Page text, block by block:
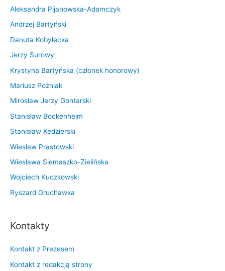
Aleksandra Pijanowska-Adamczyk
Andrzej Bartyński
Danuta Kobyłecka
Jerzy Surowy
Krystyna Bartyńska (członek honorowy)
Mariusz Poźniak
Mirosław Jerzy Gontarski
Stanisław Bockenheim
Stanisław Kędzierski
Wiesław Prastowski
Wiesława Siemaszko-Zielińska
Wojciech Kuczkowski
Ryszard Gruchawka
Kontakty
Kontakt z Prezesem
Kontakt z redakcją strony